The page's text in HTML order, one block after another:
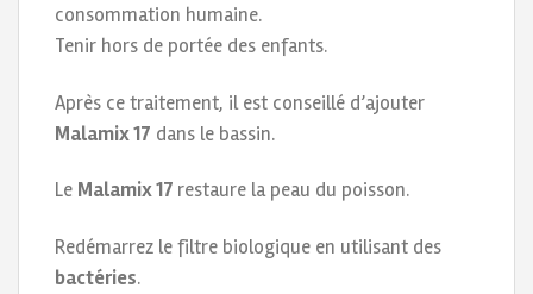
consommation humaine.
Tenir hors de portée des enfants.
Après ce traitement, il est conseillé d’ajouter
Malamix 17 dans le bassin.
Le Malamix 17 restaure la peau du poisson.
Redémarrez le filtre biologique en utilisant des
bactéries.